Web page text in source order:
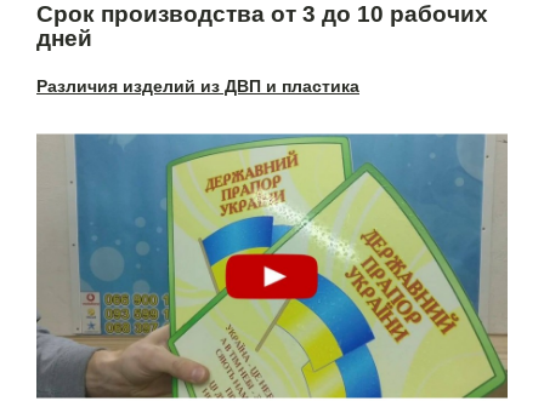
Срок производства от 3 до 10 рабочих
дней
Различия изделий из ДВП и пластика